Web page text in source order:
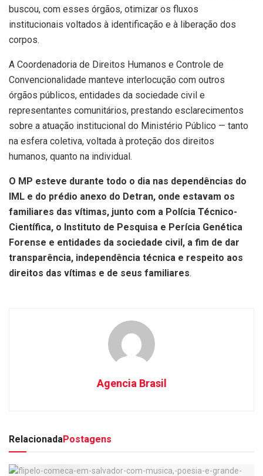
buscou, com esses órgãos, otimizar os fluxos
institucionais voltados à identificação e à liberação dos
corpos.
A Coordenadoria de Direitos Humanos e Controle de
Convencionalidade manteve interlocução com outros
órgãos públicos, entidades da sociedade civil e
representantes comunitários, prestando esclarecimentos
sobre a atuação institucional do Ministério Público — tanto
na esfera coletiva, voltada à proteção dos direitos
humanos, quanto na individual.
O MP esteve durante todo o dia nas dependências do
IML e do prédio anexo do Detran, onde estavam os
familiares das vítimas, junto com a Polícia Técnico-
Científica, o Instituto de Pesquisa e Perícia Genética
Forense e entidades da sociedade civil, a fim de dar
transparência, independência técnica e respeito aos
direitos das vítimas e de seus familiares.
Agencia Brasil
RelacionadaPostagens